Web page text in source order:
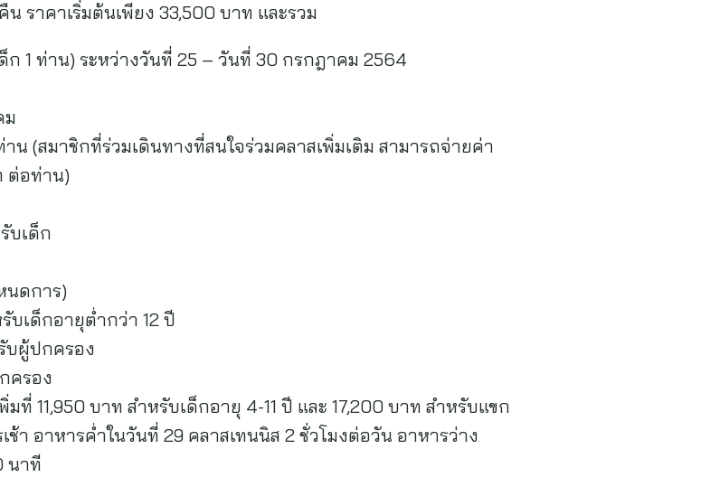
ราคาเริ่มต้นเพียง 33,500 บาท และรวม
1 ท่าน) ระหว่างวันที่ 25 – วันที่ 30 กรกฎาคม 2564
ม
น (สมาชิกที่ร่วมเดินทางที่สนใจร่วมคลาสเพิ่มเติม สามารถจ่ายค่า
ต่อท่าน)
บเด็ก
นดการ)
บเด็กอายุต่ำกว่า 12 ปี
บผู้ปกครอง
ครอง
ที่ 11,950 บาท สำหรับเด็กอายุ 4-11 ปี และ 17,200 บาท สำหรับแขก
ช้า อาหารค่ำในวันที่ 29 คลาสเทนนิส 2 ชั่วโมงต่อวัน อาหารว่าง
นาที